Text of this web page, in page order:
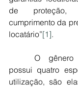
de proteção,
cumprimento da
locatário”[1].
	O gênero garantia locatícia
possui quatro
utilização, são